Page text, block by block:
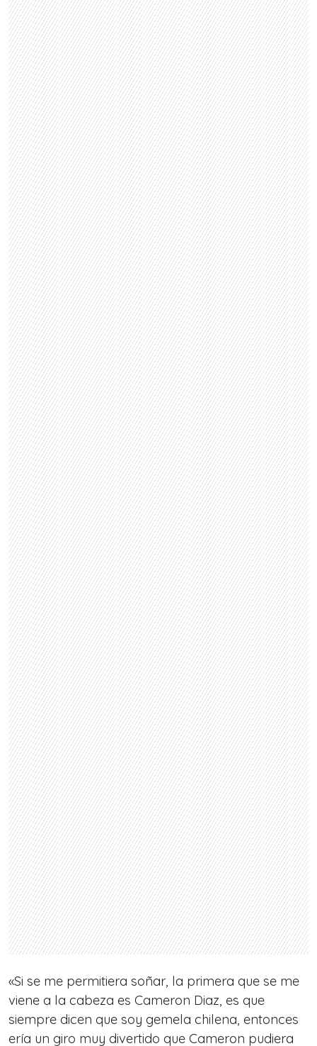
«Si se me permitiera soñar, la primera que se me
viene a la cabeza es Cameron Diaz, es que
siempre dicen que soy gemela chilena, entonces
ería un giro muy divertido que Cameron pudiera